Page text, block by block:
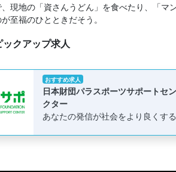
現地の「資さんうどん」を食べたり、「マ
至福のひとときだそう。
クアップ求人
おすすめ求人
日本財団パラスポーツサポートセ
クター
あなたの発信が社会をより良くする